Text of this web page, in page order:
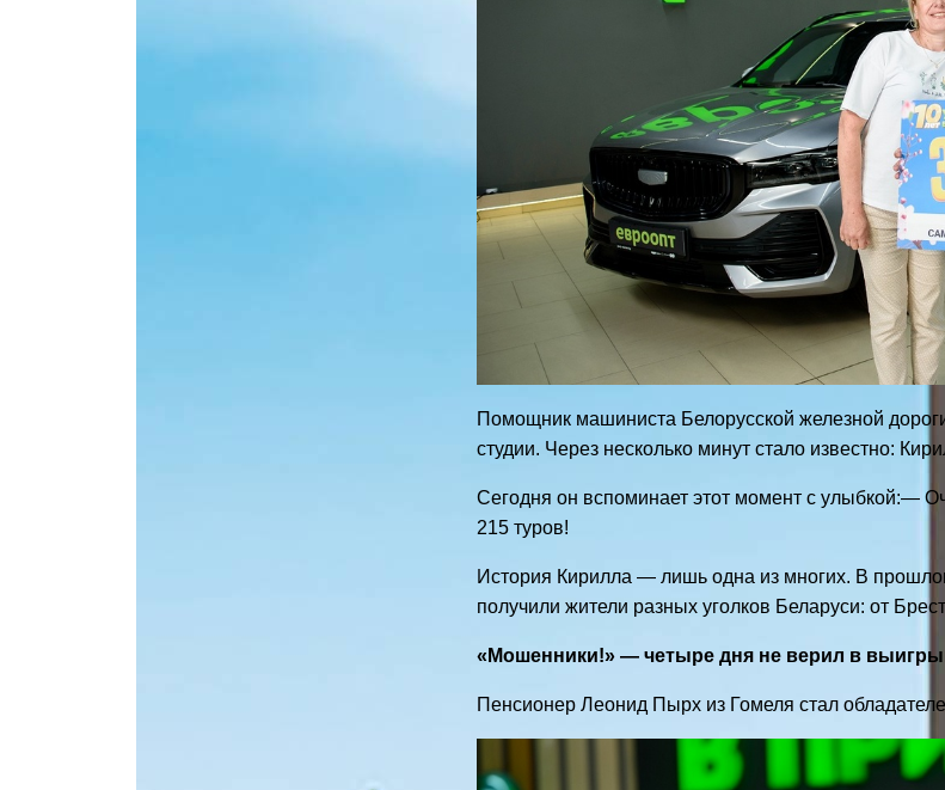
Помощник машиниста Белорусской железной
студии. Через несколько минут стало известно:
Сегодня он вспоминает этот момент с улыбкой:—
215 туров!
История Кирилла — лишь одна из многих. В
получили жители разных уголков Беларуси: от
«Мошенники!» — четыре дня не верил в
Пенсионер Леонид Пырх из Гомеля стал